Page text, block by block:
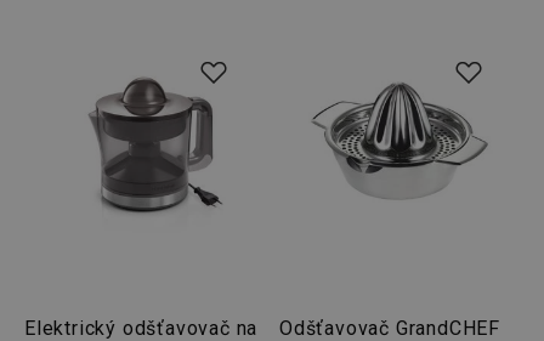
Elektrický odšťavovač na
Odšťavovač GrandCHEF
.tescoma.cz 1 mesiac